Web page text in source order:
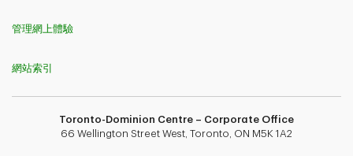
管理網上體驗
網站索引
Toronto-Dominion Centre – Corporate Office
66 Wellington Street West, Toronto, ON M5K 1A2